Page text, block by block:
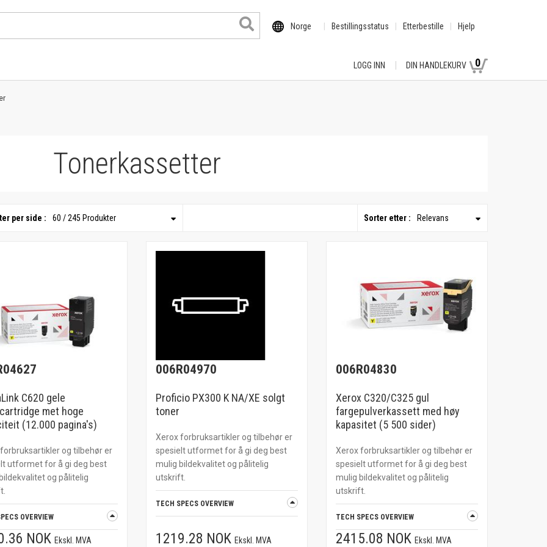
Norge Bestillingsstatus Etterbestille Hjelp
LOGG INN DIN HANDLEKURV 0
Tonerkassetter
Sorter etter : Relevans
per side : 60 / 245 Produkter
C620 gele
met hoge
(12.000 pagina's)
og tilbehør er
utformet for å gi deg best
og pålitelig
OVERVIEW
NOKEkskl. MVA
006R04970
Proficio PX300 K NA/XE solgt
toner
Xerox forbruksartikler og tilbehør er
spesielt utformet for å gi deg best
mulig bildekvalitet og pålitelig
utskrift.
TECH SPECS OVERVIEW
1219.28 NOKEkskl. MVA
006R04830
Xerox C320/C325 gul
fargepulverkassett med høy
kapasitet (5 500 sider)
Xerox forbruksartikler og tilbehør er
spesielt utformet for å gi deg best
mulig bildekvalitet og pålitelig
utskrift.
TECH SPECS OVERVIEW
2415.08 NOKEkskl. MVA